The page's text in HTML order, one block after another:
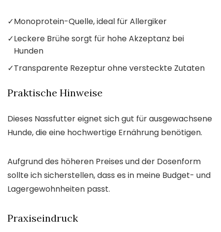
✓Monoprotein-Quelle, ideal für Allergiker
✓Leckere Brühe sorgt für hohe Akzeptanz bei
Hunden
✓Transparente Rezeptur ohne versteckte Zutaten
Praktische Hinweise
Dieses Nassfutter eignet sich gut für ausgewachsene
Hunde, die eine hochwertige Ernährung benötigen.
Aufgrund des höheren Preises und der Dosenform
sollte ich sicherstellen, dass es in meine Budget- und
Lagergewohnheiten passt.
Praxiseindruck